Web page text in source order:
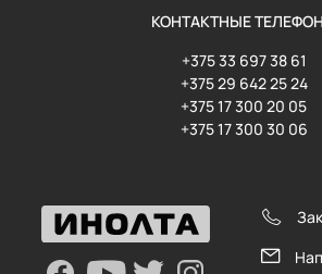
КОНТАКТНЫЕ
+375 33 697 38 61
+375 29 642 25 24
+375 17 300 20 05
+375 17 300 30 06